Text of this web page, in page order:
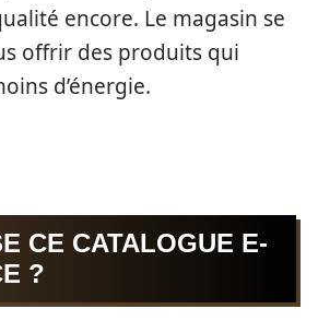
encore. Le magasin se
offrir des produits qui
d’énergie.
CE CATALOGUE E-
?